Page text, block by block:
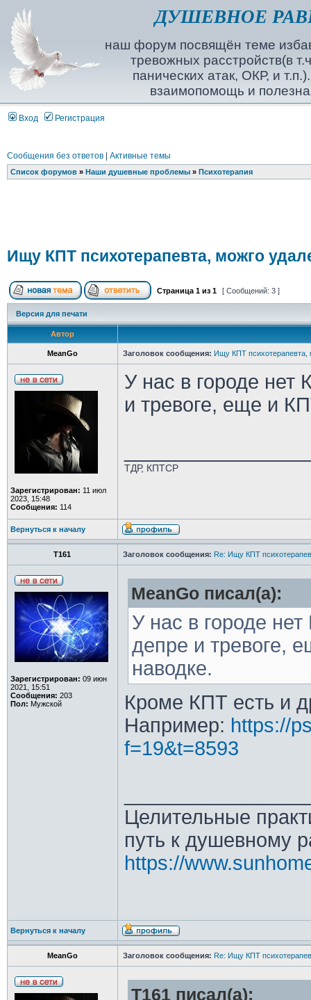
ДУШЕВНОЕ
наш форум посвящён теме
тревожных расстройств(в
панических атак, ОКР, и
взаимопомощь и
Вход Регистрация
Сообщения без ответов| Активные темы
Список форумов» Наши душевные проблемы» Психотерапия
Ищу КПТ психотерапевта, можго
Страница 1из 1 [ Сообщений: 3 ]
Версия для печати
Автор
MeanGo Заголовок сообщения: Ищу КПТ психотерапевта,
Зарегистрирован: 11 июл
2023, 15:48
Сообщения: 114
У нас в городе
и тревоге, еще и
ТДР, КПТСР
Вернуться к началу
Т161 Заголовок сообщения: Re: Ищу КПТ
Зарегистрирован: 09 июн
2021, 15:51
Сообщения: 203
Пол: Мужской
MeanGo писал(а):
У нас в городе
депре и тревоге,
наводке.
Кроме КПТ есть и
Например: https://
f=19&t=8593
Целительные
путь к душевному
https://
Вернуться к началу
MeanGo Заголовок сообщения: Re: Ищу КПТ
Т161 писал(а):